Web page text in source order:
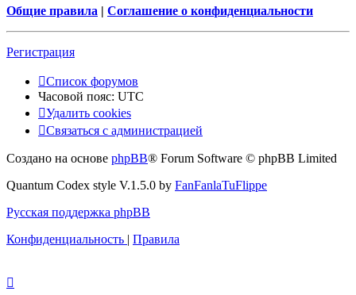
Общие правила | Соглашение о конфиденциальности
Регистрация
Список форумов
Часовой пояс: UTC
Удалить cookies
Связаться с администрацией
Создано на основе phpBB® Forum Software © phpBB Limited
Quantum Codex style V.1.5.0 by FanFanlaTuFlippe
Русская поддержка phpBB
Конфиденциальность | Правила